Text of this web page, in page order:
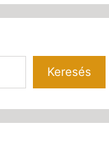
Keresés